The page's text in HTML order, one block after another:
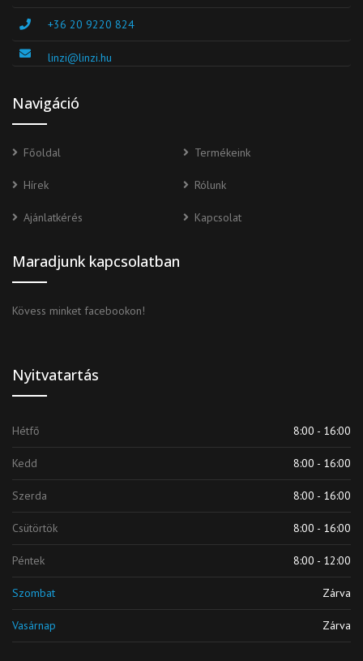
+36 20 9220 824
linzi@linzi.hu
Navigáció
Főoldal Termékeink
Hírek Rólunk
Ajánlatkérés Kapcsolat
Maradjunk kapcsolatban
Kövess minket facebookon!
Nyitvatartás
Hétfő 8:00 - 16:00
Kedd 8:00 - 16:00
Szerda 8:00 - 16:00
Csütörtök 8:00 - 16:00
Péntek 8:00 - 12:00
Szombat Zárva
Vasárnap Zárva